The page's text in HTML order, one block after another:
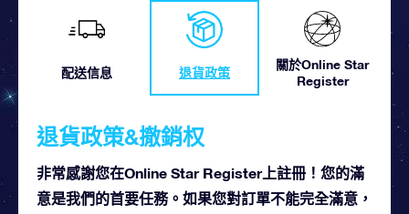
配送信息 退貨政策
關於Online Star
Register
退貨政策&撤銷权
非常感謝您在Online Star Register上註冊！您的滿
意是我們的首要任務。如果您對訂單不能完全滿意，